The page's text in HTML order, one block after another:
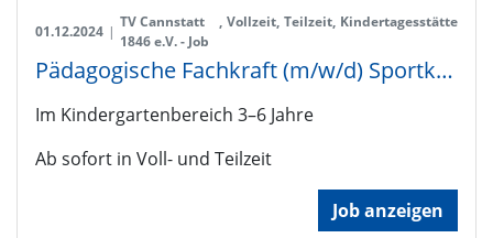
01.12.2024 |
TV Cannstatt
1846 e.V. - Job
, Vollzeit, Teilzeit, Kindertagesstätte
Pädagogische Fachkraft (m/w/d) Sportkita TVC'le
Im Kindergartenbereich 3–6 Jahre
Ab sofort in Voll- und Teilzeit
Job anzeigen